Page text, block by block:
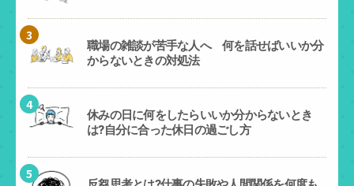
3
職場の雑談が苦手な人へ 何を話せばいいか分
からないときの対処法
4
休みの日に何をしたらいいか分からないとき
は?自分に合った休日の過ごし方
5